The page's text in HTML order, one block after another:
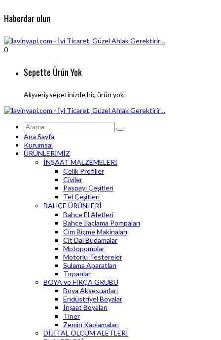
Haberdar olun
0
Sepette Ürün Yok
Alışveriş sepetinizde hiç ürün yok
Ana Sayfa
Kurumsal
ÜRÜNLERİMİZ
İNŞAAT MALZEMELERİ
Çelik Profiller
Çiviler
Paspayı Çeşitleri
Tel Çeşitleri
BAHÇE ÜRÜNLERİ
Bahçe El Aletleri
Bahçe İlaçlama Pompaları
Çim Biçme Makinaları
Çit Dal Budamalar
Motopomplar
Motorlu Testereler
Sulama Aparatları
Tırpanlar
BOYA ve FIRÇA GRUBU
Boya Aksesuarları
Endüstriyel Boyalar
İnşaat Boyaları
Tiner
Zemin Kaplamaları
DİJİTAL ÖLÇÜM ALETLERİ